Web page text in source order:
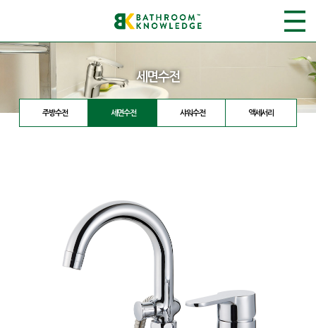
세면수전
주방수전 세면수전 샤워수전 액세서리